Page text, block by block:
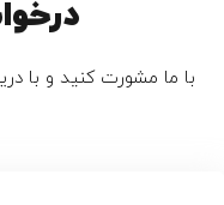
با ما مشورت کنید و با